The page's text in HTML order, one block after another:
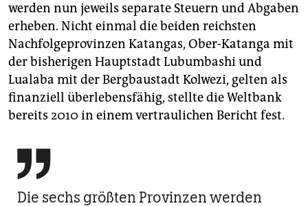
werden nun jeweils separate Steuern und Abgaben
erheben. Nicht einmal die beiden reichsten
Nachfolgeprovinzen Katangas, Ober-Katanga mit
der bisherigen Hauptstadt Lubumbashi und
Lualaba mit der Bergbaustadt Kolwezi, gelten als
finanziell überlebensfähig, stellte die Weltbank
bereits 2010 in einem vertraulichen Bericht fest.

Die sechs größten Provinzen werden